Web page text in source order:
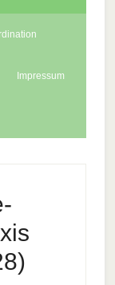
Impressum